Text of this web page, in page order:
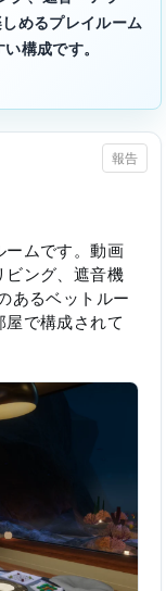
めるプレイルーム
構成です。
報告
ームです。動画
ビング、遮音機
あるベットルー
屋で構成されて